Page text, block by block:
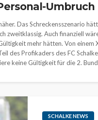
Umbruch
Das Schreckensszenario
zweitklassig. Auch finanziell
mehr hätten. Von einem
des Profikaders des FC
keine Gültigkeit für die 2.
SCHALKE NEWS